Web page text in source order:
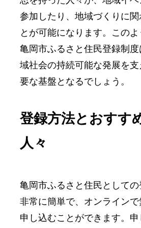
参加したり、地域づくりに関
とが可能になります。このよ
亀岡市ふるさと住民登録制
域社会の持続可能な発展を支
要な基盤となるでしょう。
登録方法とおすす
人々
亀岡市ふるさと住民としての
非常に簡単で、オンライン
申し込むことができます。申